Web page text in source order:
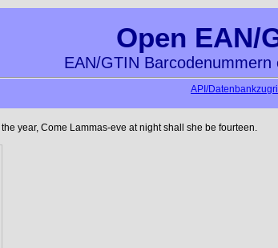
Open EAN/
EAN/GTIN
API/
year, Come Lammas-eve at night shall she be fourteen.